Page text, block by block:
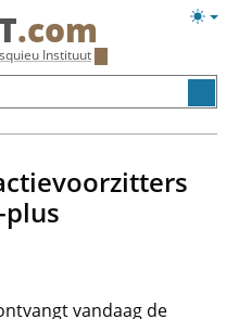
.com
Instituut
vandaag de